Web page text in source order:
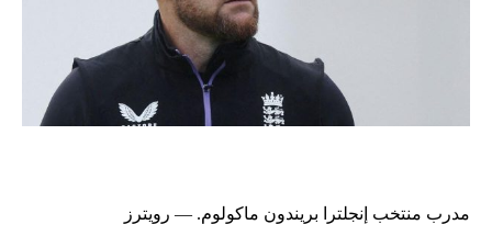
مدرب منتخب إنجلترا بريندون ماكولوم. — رويترز